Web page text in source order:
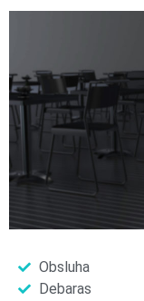
Obsluha
Debaras